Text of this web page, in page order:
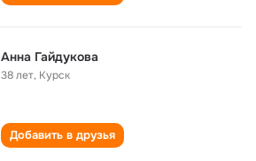
Анна Гайдукова
38 лет, Курск
Добавить в друзья